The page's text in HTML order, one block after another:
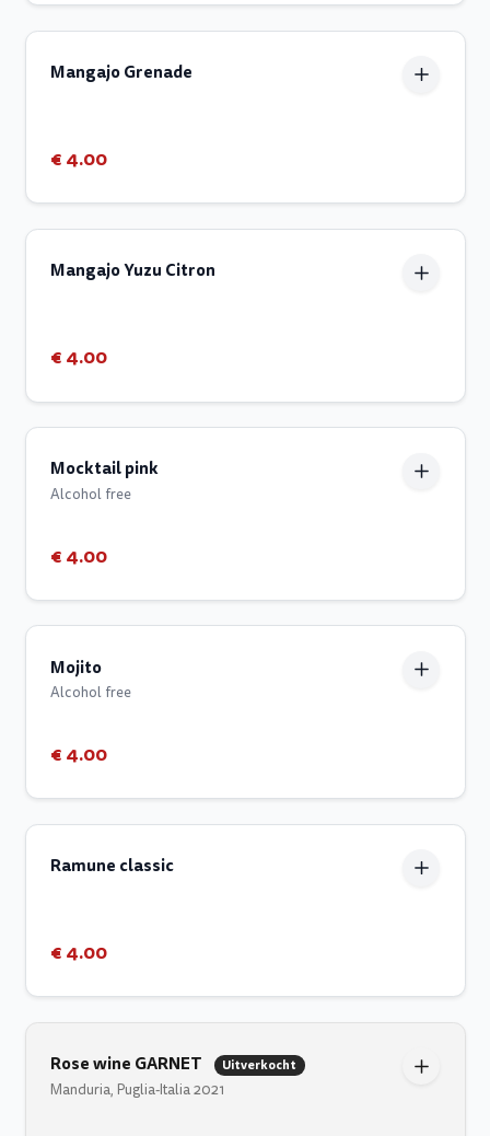
Mangajo Grenade
€ 4.00
Mangajo Yuzu Citron
€ 4.00
Mocktail pink
Alcohol free
€ 4.00
Mojito
Alcohol free
€ 4.00
Ramune classic
€ 4.00
Rose wine GARNET Uitverkocht
Manduria, Puglia-Italia 2021